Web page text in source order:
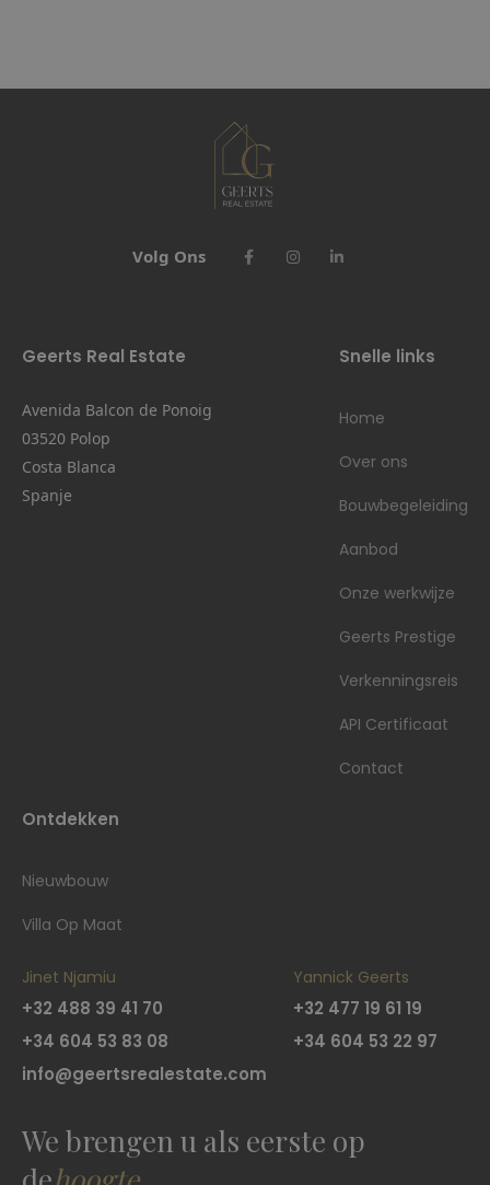
Volg Ons
Geerts Real Estate
Avenida Balcon de Ponoig
03520 Polop
Costa Blanca
Spanje
Snelle links
Home
Over ons
Bouwbegeleiding
Aanbod
Onze werkwijze
Geerts Prestige
Verkenningsreis
API Certificaat
Contact
Ontdekken
Nieuwbouw
Villa Op Maat
Jinet Njamiu
+32 488 39 41 70
+34 604 53 83 08
info@geertsrealestate.com
Yannick Geerts
+32 477 19 61 19
+34 604 53 22 97
We brengen u als eerste op